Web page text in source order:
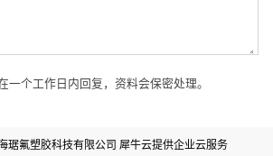
一个工作日内回复，资料会保密处理。
琚氟塑胶科技有限公司 犀牛云提供企业云服务